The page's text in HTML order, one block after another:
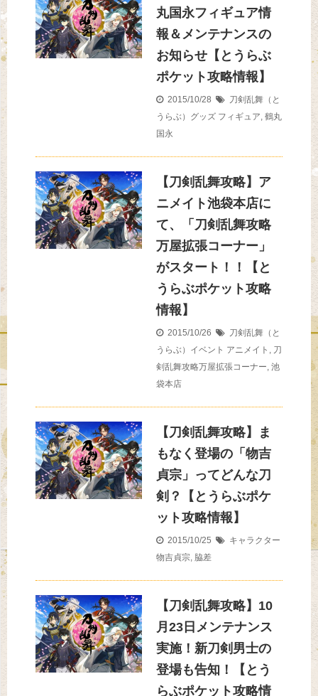
丸国永フィギュア情
報＆メンテナンスの
お知らせ【とうらぶ
ポケット攻略情報】
2015/10/28
刀剣乱舞（と
うらぶ）グッズ フィギュア, 鶴丸
国永
【刀剣乱舞攻略】ア
ニメイト池袋本店に
て、「刀剣乱舞攻略
万屋拡張コーナー」
がスタート！！【と
うらぶポケット攻略
情報】
2015/10/26
刀剣乱舞（と
うらぶ）イベント アニメイト , 刀
剣乱舞攻略万屋拡張コーナー, 池
袋本店
【刀剣乱舞攻略】ま
もなく登場の「物吉
貞宗」ってどんな刀
剣？【とうらぶポケ
ット攻略情報】
2015/10/25
キャラクター
物吉貞宗, 脇差
【刀剣乱舞攻略】10
月23日メンテナンス
実施！新刀剣男士の
登場も告知！【とう
らぶポケット攻略情